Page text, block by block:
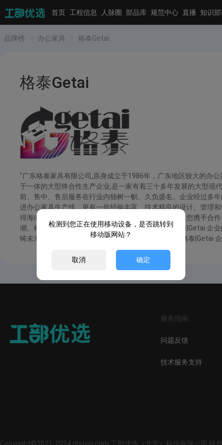
首页 工程信息 人脉圈 部品库 规范中心 直播 知识
品牌榜 办公家具 格泰Getai
格泰Getai
"广东格泰家具有限公司,原身成立于1986年，广东地区较大的办
于一体的大型终合性生产企业,是一家有着三十多年发展的大型现
前、售中、售后服务在行业内独树一帜、久负盛名。企业经过多
进办公家具生产线，更有一批经验丰富、技术精良的设计、管理
得海内外客商的厚爱。广东格泰家具有限公司真诚愿与您携手合
潮。格泰|Getai 企业的愿景：优质办公，共创成功!格泰|Getai 企
铸未来!格泰|Getai 企业的精神：感恩敬业，拼搏创新!格泰|Getai
服务指南
问题反馈
技术服务支持
检测到您正在使用移动设备，是否跳转到
移动版网站？
取消 确定